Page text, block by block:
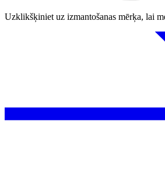
Uzklikšķiniet uz izmantošanas mērķa, lai